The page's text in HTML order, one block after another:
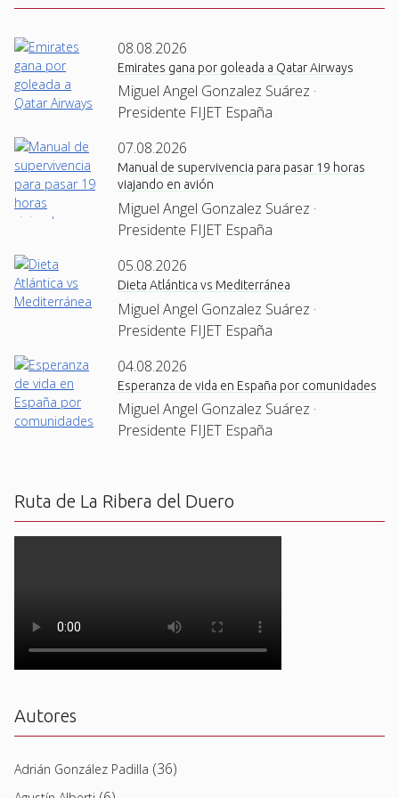
08.08.2026
Emirates gana por goleada a Qatar Airways
Miguel Angel Gonzalez Suárez ·
Presidente FIJET España
07.08.2026
Manual de supervivencia para pasar 19 horas
viajando en avión
Miguel Angel Gonzalez Suárez ·
Presidente FIJET España
05.08.2026
Dieta Atlántica vs Mediterránea
Miguel Angel Gonzalez Suárez ·
Presidente FIJET España
04.08.2026
Esperanza de vida en España por comunidades
Miguel Angel Gonzalez Suárez ·
Presidente FIJET España
Ruta de La Ribera del Duero
Autores
Adrián González Padilla (36)